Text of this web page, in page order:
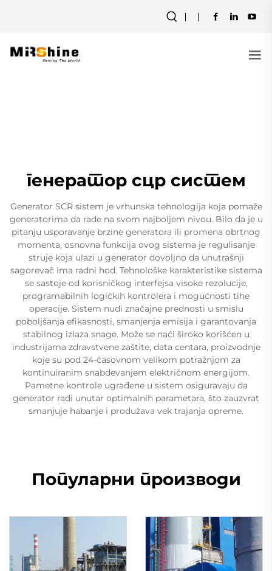
генератор сцр систем
Generator SCR sistem je vrhunska tehnologija koja pomaže
generatorima da rade na svom najboljem nivou. Bilo da je u
pitanju usporavanje brzine generatora ili promena obrtnog
momenta, osnovna funkcija ovog sistema je regulisanje
struje koja ulazi u generator dovoljno da unutrašnji
sagorevač ima radni hod. Tehnološke karakteristike sistema
se sastoje od korisničkog interfejsa visoke rezolucije,
programabilnih logičkih kontrolera i mogućnosti tihe
operacije. Sistem nudi značajne prednosti u smislu
poboljšanja efikasnosti, smanjenja emisija i garantovanja
stabilnog izlaza snage. Može se naći široko korišćen u
industrijama zdravstvene zaštite, data centara, proizvodnje
koje su pod 24-časovnom velikom potražnjom za
kontinuiranim snabdevanjem električnom energijom.
Pametne kontrole ugrađene u sistem osiguravaju da
generator radi unutar optimalnih parametara, što zauzvrat
smanjuje habanje i produžava vek trajanja opreme.
Популарни производи